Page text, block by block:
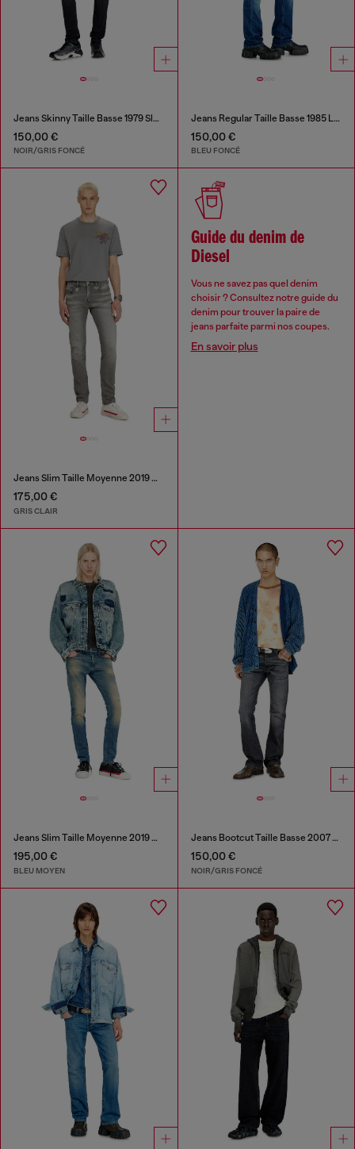
Jeans Skinny Taille Basse 1979 Sleenker
150,00 €
NOIR/GRIS FONCÉ
Jeans Regular Taille Basse 1985 Larkee
150,00 €
BLEU FONCÉ
Jeans Slim Taille Moyenne 2019 D-Strukt
175,00 €
GRIS CLAIR
Guide du denim de
Diesel
Vous ne savez pas quel denim
choisir ? Consultez notre guide du
denim pour trouver la paire de
jeans parfaite parmi nos coupes.
En savoir plus
Jeans Slim Taille Moyenne 2019 D-Strukt
195,00 €
BLEU MOYEN
Jeans Bootcut Taille Basse 2007 Zatiny
150,00 €
NOIR/GRIS FONCÉ